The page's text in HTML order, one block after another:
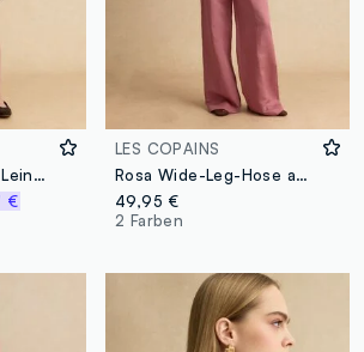
Braune Shorts aus Leinen-Viskose-Mix
€
LES COPAINS
Rosa Wide-Leg-Hose aus Leinen-Viskose-Mix mit strukturiertem Bund
49,95 €
2 Farben